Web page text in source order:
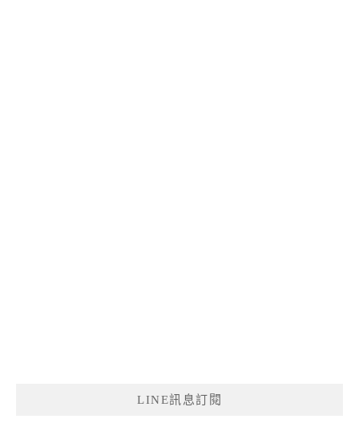
LINE訊息訂閱